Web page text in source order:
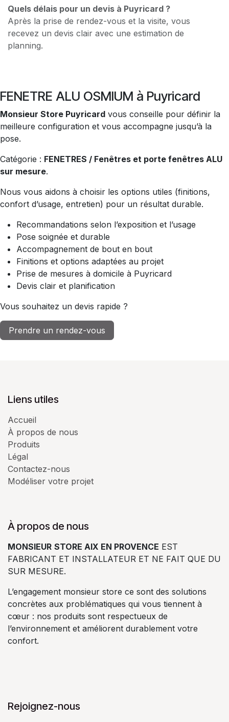
Quels délais pour un devis à Puyricard ?
Après la prise de rendez-vous et la visite, vous
recevez un devis clair avec une estimation de
planning.
FENETRE ALU OSMIUM à Puyricard
Monsieur Store Puyricard vous conseille pour définir la
meilleure configuration et vous accompagne jusqu’à la
pose.
Catégorie : FENETRES / Fenêtres et porte fenêtres ALU
sur mesure.
Nous vous aidons à choisir les options utiles (finitions,
confort d’usage, entretien) pour un résultat durable.
Recommandations selon l’exposition et l’usage
Pose soignée et durable
Accompagnement de bout en bout
Finitions et options adaptées au projet
Prise de mesures à domicile à Puyricard
Devis clair et planification
Vous souhaitez un devis rapide ?
Prendre un rendez-vous
Liens utiles
Accueil
À propos de nous
Produits
Légal
Contactez-nous
Modéliser votre projet
À propos de nous
MONSIEUR STORE AIX EN PROVENCE EST
FABRICANT ET INSTALLATEUR ET NE FAIT QUE DU
SUR MESURE.
L’engagement monsieur store ce sont des solutions
concrètes aux problématiques qui vous tiennent à
cœur : nos produits sont respectueux de
l’environnement et améliorent durablement votre
confort.
Rejoignez-nous